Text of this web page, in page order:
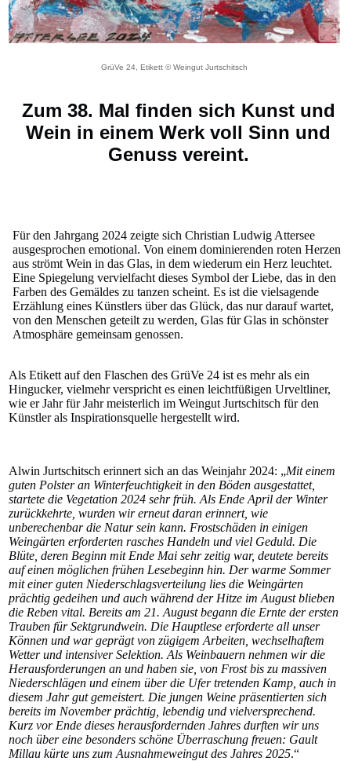
GrüVe 24, Etikett © Weingut Jurtschitsch
Zum 38. Mal finden sich Kunst und
Wein in einem Werk voll Sinn und
Genuss vereint.
Für den Jahrgang 2024 zeigte sich Christian Ludwig Attersee
ausgesprochen emotional. Von einem dominierenden roten Herzen
aus strömt Wein in das Glas, in dem wiederum ein Herz leuchtet.
Eine Spiegelung vervielfacht dieses Symbol der Liebe, das in den
Farben des Gemäldes zu tanzen scheint. Es ist die vielsagende
Erzählung eines Künstlers über das Glück, das nur darauf wartet,
von den Menschen geteilt zu werden, Glas für Glas in schönster
Atmosphäre gemeinsam genossen.
Als Etikett auf den Flaschen des GrüVe 24 ist es mehr als ein
Hingucker, vielmehr verspricht es einen leichtfüßigen Urveltliner,
wie er Jahr für Jahr meisterlich im Weingut Jurtschitsch für den
Künstler als Inspirationsquelle hergestellt wird.
Alwin Jurtschitsch erinnert sich an das Weinjahr 2024: „Mit einem
guten Polster an Winterfeuchtigkeit in den Böden ausgestattet,
startete die Vegetation 2024 sehr früh. Als Ende April der Winter
zurückkehrte, wurden wir erneut daran erinnert, wie
unberechenbar die Natur sein kann. Frostschäden in einigen
Weingärten erforderten rasches Handeln und viel Geduld. Die
Blüte, deren Beginn mit Ende Mai sehr zeitig war, deutete bereits
auf einen möglichen frühen Lesebeginn hin. Der warme Sommer
mit einer guten Niederschlagsverteilung lies die Weingärten
prächtig gedeihen und auch während der Hitze im August blieben
die Reben vital. Bereits am 21. August begann die Ernte der ersten
Trauben für Sektgrundwein. Die Hauptlese erforderte all unser
Können und war geprägt von zügigem Arbeiten, wechselhaftem
Wetter und intensiver Selektion. Als Weinbauern nehmen wir die
Herausforderungen an und haben sie, von Frost bis zu massiven
Niederschlägen und einem über die Ufer tretenden Kamp, auch in
diesem Jahr gut gemeistert. Die jungen Weine präsentierten sich
bereits im November prächtig, lebendig und vielversprechend.
Kurz vor Ende dieses herausfordernden Jahres durften wir uns
noch über eine besonders schöne Überraschung freuen: Gault
Millau kürte uns zum Ausnahmeweingut des Jahres 2025.“